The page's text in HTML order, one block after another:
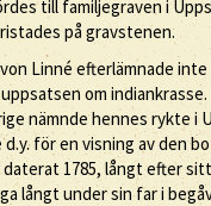
till familjegraven i
på gravstenen.
Linné efterlämnade
om
nämnde hennes rykte i
för en visning av den
1785, långt efter
långt under sin far i